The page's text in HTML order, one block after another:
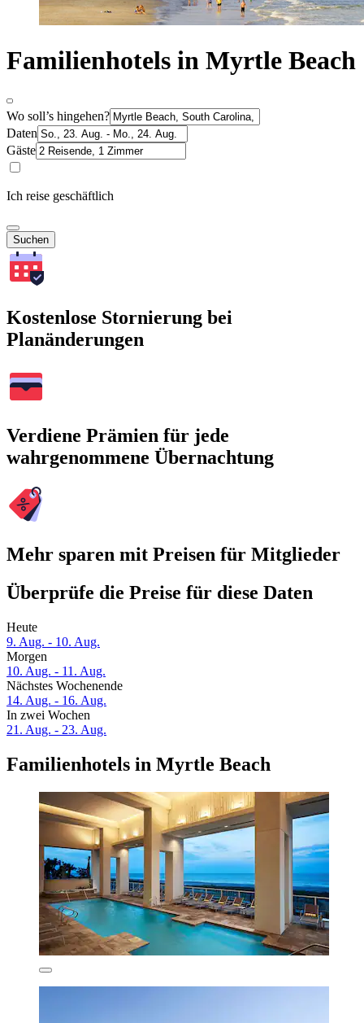
Familienhotels in Myrtle Beach
Wo soll’s hingehen?
Daten
Gäste
Ich reise geschäftlich
Suchen
Kostenlose Stornierung bei
Planänderungen
Verdiene Prämien für jede
wahrgenommene Übernachtung
Mehr sparen mit Preisen für Mitglieder
Überprüfe die Preise für diese Daten
Heute
9. Aug. - 10. Aug.
Morgen
10. Aug. - 11. Aug.
Nächstes Wochenende
14. Aug. - 16. Aug.
In zwei Wochen
21. Aug. - 23. Aug.
Familienhotels in Myrtle Beach